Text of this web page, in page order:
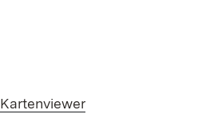
Kartenviewer